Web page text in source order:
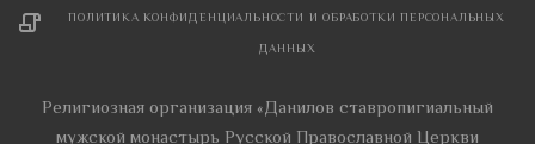
ПОЛИТИКА КОНФИДЕНЦИАЛЬНОСТИ И ОБРАБОТКИ ПЕРСОНАЛЬНЫХ
ДАННЫХ
Религиозная организация «Данилов ставропигиальный